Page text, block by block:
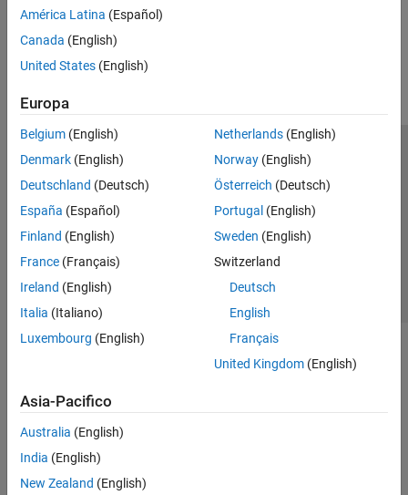
América Latina (Español)
Canada (English)
United States (English)
Europa
Belgium (English)
Denmark (English)
Deutschland (Deutsch)
España (Español)
Finland (English)
France (Français)
Ireland (English)
Italia (Italiano)
Luxembourg (English)
Netherlands(English)
Norway(English)
Österreich (Deutsch)
Portugal (English)
Sweden (English)
Switzerland
Deutsch
English
Français
United Kingdom(English)
Asia-Pacifico
Australia (English)
India (English)
New Zealand (English)
Centro di fiducia
Informativa sulla privacy
Antipirateria
Stato dell'applicazione
Contatti
© 1994-2026 The MathWorks, Inc.